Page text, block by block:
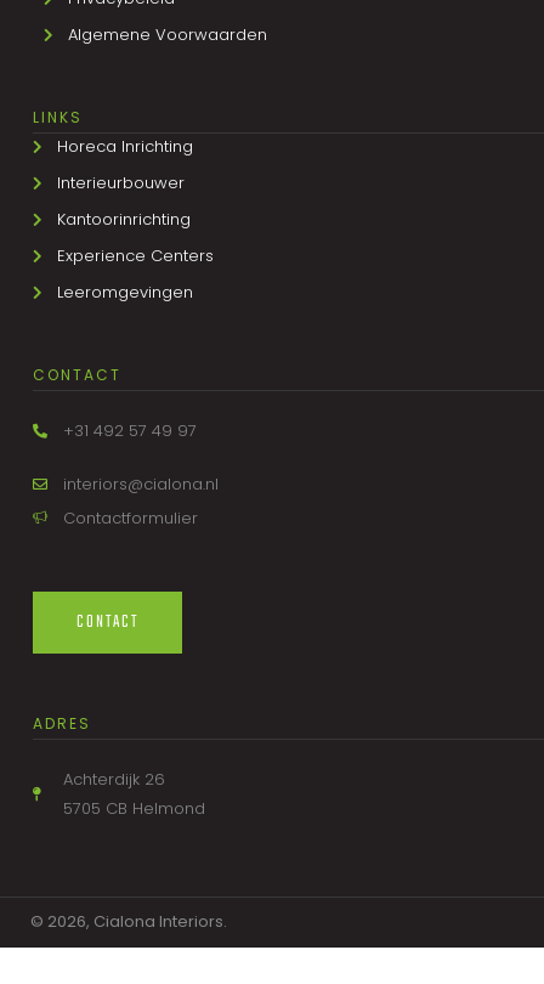
Algemene Voorwaarden
LINKS
Horeca Inrichting
Interieurbouwer
Kantoorinrichting
Experience Centers
Leeromgevingen
CONTACT
+31 492 57 49 97
interiors@cialona.nl
Contactformulier
CONTACT
ADRES
Achterdijk 26
5705 CB Helmond
© 2026, Cialona Interiors.